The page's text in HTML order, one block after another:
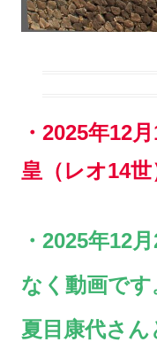
・2025年12
皇（レオ14
・2025年12
なく動画です
夏目康代さ